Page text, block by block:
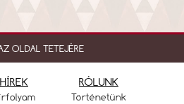
OLDAL TETEJÉRE
HÍREK RÓLUNK
Történetünk